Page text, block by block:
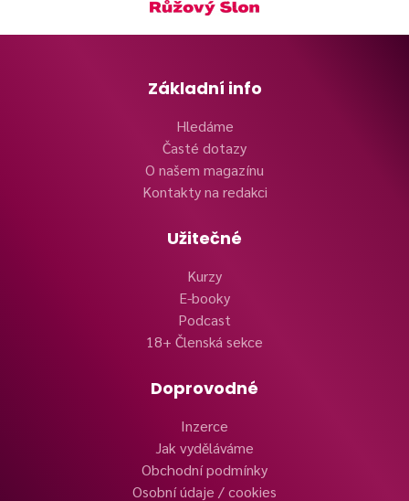
Základní info
Hledáme
Časté dotazy
O našem magazínu
Kontakty na redakci
Užitečné
Kurzy
E-booky
Podcast
18+ Členská sekce
Doprovodné
Inzerce
Jak vyděláváme
Obchodní podmínky
Osobní údaje / cookies